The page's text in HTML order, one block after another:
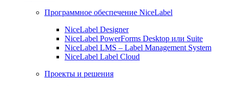
Программное обеспечение NiceLabel
NiceLabel Designer
NiceLabel PowerForms Desktop или Suite
NiceLabel LMS – Label Management System
NiceLabel Label Cloud
Проекты и решения